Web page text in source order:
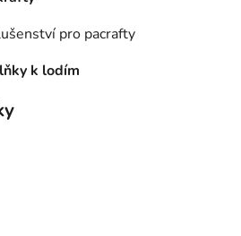
pro pacrafty
k lodím